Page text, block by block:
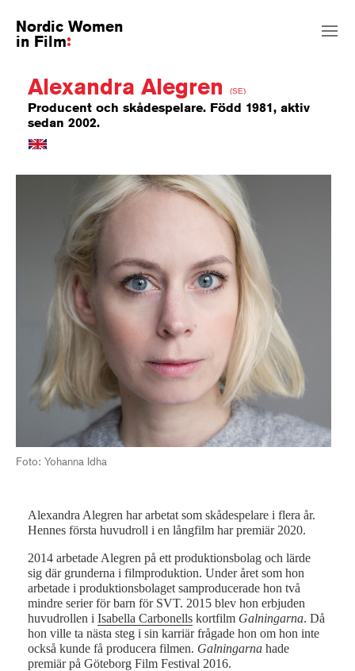
Nordic Women
in Film
Alexandra Alegren (SE)
Producent och skådespelare. Född 1981, aktiv
sedan 2002.
Foto: Yohanna Idha
Alexandra Alegren har arbetat som skådespelare i flera år.
Hennes första huvudroll i en långfilm har premiär 2020.
2014 arbetade Alegren på ett produktionsbolag och lärde
sig där grunderna i filmproduktion. Under året som hon
arbetade i produktionsbolaget samproducerade hon två
mindre serier för barn för SVT. 2015 blev hon erbjuden
huvudrollen i Isabella Carbonells kortfilm Galningarna. Då
hon ville ta nästa steg i sin karriär frågade hon om hon inte
också kunde få producera filmen. Galningarna hade
premiär på Göteborg Film Festival 2016.